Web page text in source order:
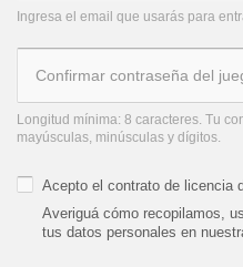
Ingresa el email que usarás para
Longitud mínima: 8 caracteres. Tu
mayúsculas, minúsculas y dígitos.
Acepto el contrato de licencia
Averiguá cómo recopilamos,
tus datos personales en